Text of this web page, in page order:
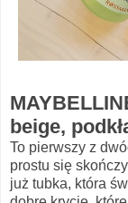
beige,
To pierwszy z
prostu się
już tubka, która